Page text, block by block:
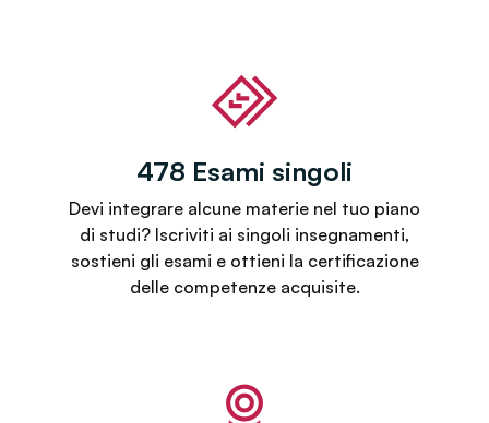
478 Esami singoli
Devi integrare alcune materie nel tuo piano
di studi? Iscriviti ai singoli insegnamenti,
sostieni gli esami e ottieni la certificazione
delle competenze acquisite.